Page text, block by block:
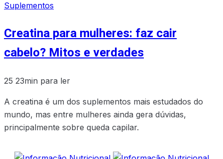
Suplementos
Creatina para mulheres: faz cair
cabelo? Mitos e verdades
25 23min para ler
A creatina é um dos suplementos mais estudados do
mundo, mas entre mulheres ainda gera dúvidas,
principalmente sobre queda capilar.